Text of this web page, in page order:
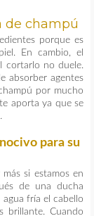
de champú
porque es
En cambio, el
cortarlo no duele.
absorber agentes
por mucho
aporta ya que se
para su
si estamos en
de una ducha
fría el cabello
brillante. Cuando